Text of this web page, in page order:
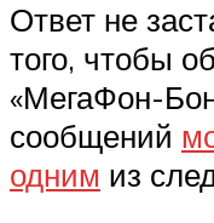
Ответ не
того, чтобы
«МегаФон-
сообщений
одним из